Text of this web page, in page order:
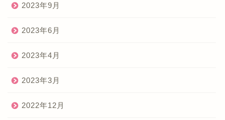
2023年9月
2023年6月
2023年4月
2023年3月
2022年12月